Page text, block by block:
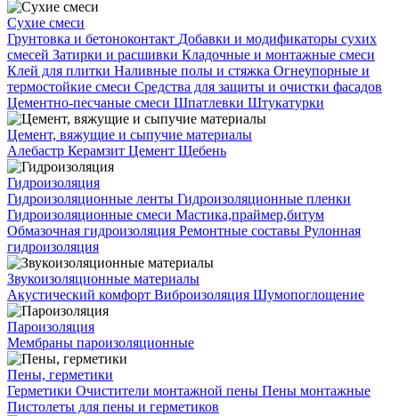
Сухие смеси
Грунтовка и бетоноконтакт Добавки и модификаторы сухих
смесей Затирки и расшивки Кладочные и монтажные смеси
Клей для плитки Наливные полы и стяжка Огнеупорные и
термостойкие смеси Средства для защиты и очистки фасадов
Цементно-песчаные смеси Шпатлевки Штукатурки
Цемент, вяжущие и сыпучие материалы
Алебастр Керамзит Цемент Щебень
Гидроизоляция
Гидроизоляционные ленты Гидроизоляционные пленки
Гидроизоляционные смеси Мастика,праймер,битум
Обмазочная гидроизоляция Ремонтные составы Рулонная
гидроизоляция
Звукоизоляционные материалы
Акустический комфорт Виброизоляция Шумопоглощение
Пароизоляция
Мембраны пароизоляционные
Пены, герметики
Герметики Очистители монтажной пены Пены монтажные
Пистолеты для пены и герметиков